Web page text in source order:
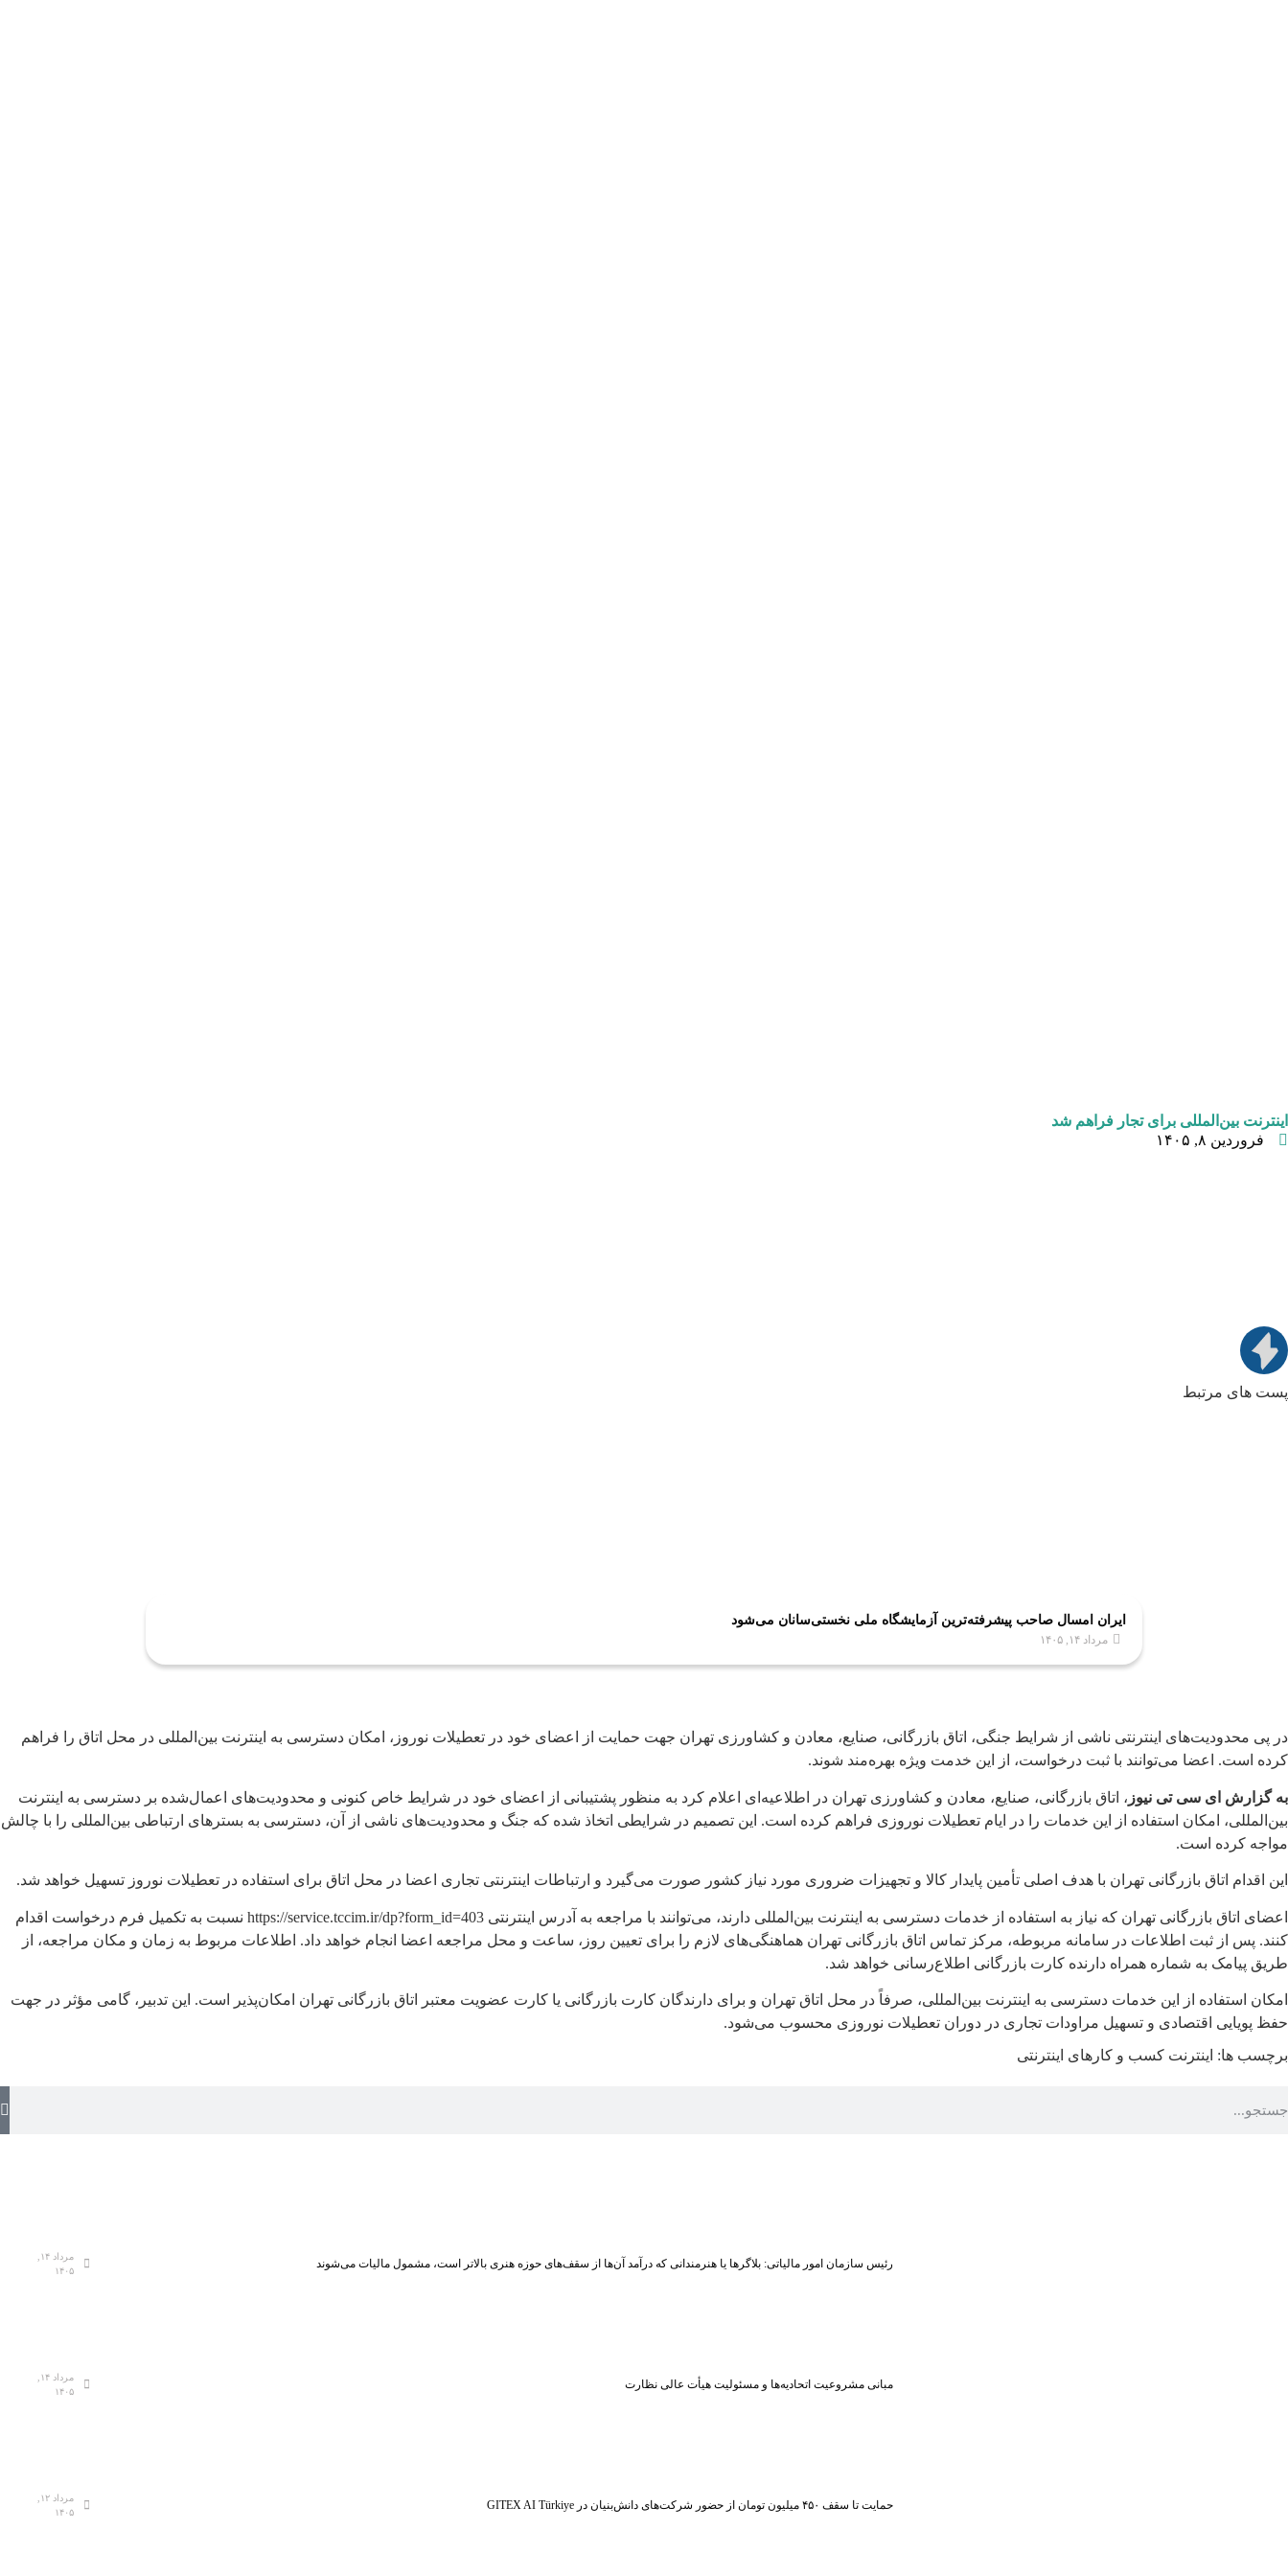
اینترنت بین‌المللی برای تجار فراهم شد
فروردین ۸, ۱۴۰۵
پست های مرتبط
ایران امسال صاحب پیشرفته‌ترین آزمایشگاه ملی نخستی‌سانان می‌شود
مرداد ۱۴, ۱۴۰۵
در پی محدودیت‌های اینترنتی ناشی از شرایط جنگی، اتاق بازرگانی، صنایع، معادن و کشاورزی تهران جهت حمایت از اعضای خود در تعطیلات نوروز، امکان دسترسی به اینترنت بین‌المللی در محل اتاق را فراهم
کرده است. اعضا می‌توانند با ثبت درخواست، از این خدمت ویژه بهره‌مند شوند.
به گزارش ای سی تی نیوز ، اتاق بازرگانی، صنایع، معادن و کشاورزی تهران در اطلاعیه‌ای اعلام کرد به منظور پشتیبانی از اعضای خود در شرایط خاص کنونی و محدودیت‌های اعمال‌شده بر دسترسی به اینترنت
بین‌المللی، امکان استفاده از این خدمات را در ایام تعطیلات نوروزی فراهم کرده است. این تصمیم در شرایطی اتخاذ شده که جنگ و محدودیت‌های ناشی از آن، دسترسی به بسترهای ارتباطی بین‌المللی را با چالش
مواجه کرده است.
این اقدام اتاق بازرگانی تهران با هدف اصلی تأمین پایدار کالا و تجهیزات ضروری مورد نیاز کشور صورت می‌گیرد و ارتباطات اینترنتی تجاری اعضا در محل اتاق برای استفاده در تعطیلات نوروز تسهیل خواهد شد.
اعضای اتاق بازرگانی تهران که نیاز به استفاده از خدمات دسترسی به اینترنت بین‌المللی دارند، می‌توانند با مراجعه به آدرس اینترنتی https://service.tccim.ir/dp?form_id=403 نسبت به تکمیل فرم درخواست اقدام
کنند. پس از ثبت اطلاعات در سامانه مربوطه، مرکز تماس اتاق بازرگانی تهران هماهنگی‌های لازم را برای تعیین روز، ساعت و محل مراجعه اعضا انجام خواهد داد. اطلاعات مربوط به زمان و مکان مراجعه، از
طریق پیامک به شماره همراه دارنده کارت بازرگانی اطلاع‌رسانی خواهد شد.
امکان استفاده از این خدمات دسترسی به اینترنت بین‌المللی، صرفاً در محل اتاق تهران و برای دارندگان کارت بازرگانی یا کارت عضویت معتبر اتاق بازرگانی تهران امکان‌پذیر است. این تدبیر، گامی مؤثر در جهت
حفظ پویایی اقتصادی و تسهیل مراودات تجاری در دوران تعطیلات نوروزی محسوب می‌شود.
برچسب ها: اينترنت کسب و کارهای اینترنتی
رئیس سازمان امور مالیاتی: بلاگر‌ها یا هنرمندانی که درآمد آن‌ها از سقف‌های حوزه هنری بالاتر است، مشمول مالیات می‌شوند
۱۴۰۵
مبانی مشروعیت اتحادیه‌ها و مسئولیت هیأت عالی نظارت
۱۴۰۵
حمایت تا سقف ۴۵۰ میلیون تومان از حضور شرکت‌های دانش‌بنیان در GITEX AI Türkiye
۱۴۰۵